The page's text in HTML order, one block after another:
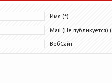
Имя (*)
Mail (Не публикуется)
ВебСайт